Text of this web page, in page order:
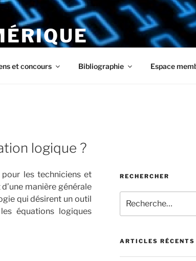
et concours Bibliographie Espace
logique ?
les techniciens et
manière générale
qui désirent un outil
équations logiques
RECHERCHER
pour
:
ARTICLES RÉCENTS